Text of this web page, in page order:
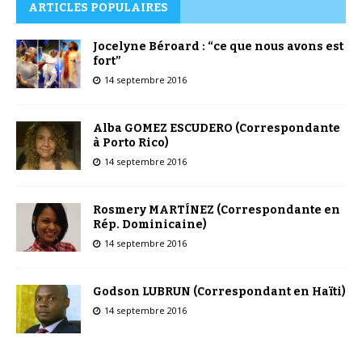
ARTICLES POPULAIRES
Jocelyne Béroard : “ce que nous avons est
fort”
14 septembre 2016
Alba GOMEZ ESCUDERO (Correspondante
à Porto Rico)
14 septembre 2016
Rosmery MARTÍNEZ (Correspondante en
Rép. Dominicaine)
14 septembre 2016
Godson LUBRUN (Correspondant en Haïti)
14 septembre 2016